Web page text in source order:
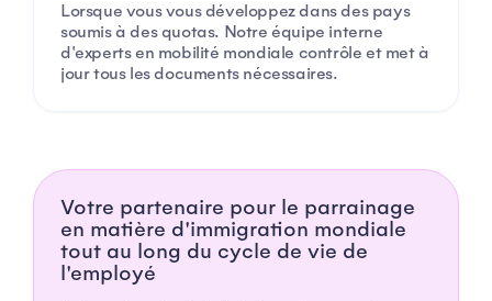
Lorsque vous vous développez dans des pays
soumis à des quotas. Notre équipe interne
d'experts en mobilité mondiale contrôle et met à
jour tous les documents nécessaires.
Votre partenaire pour le parrainage
en matière d'immigration mondiale
tout au long du cycle de vie de
l'employé